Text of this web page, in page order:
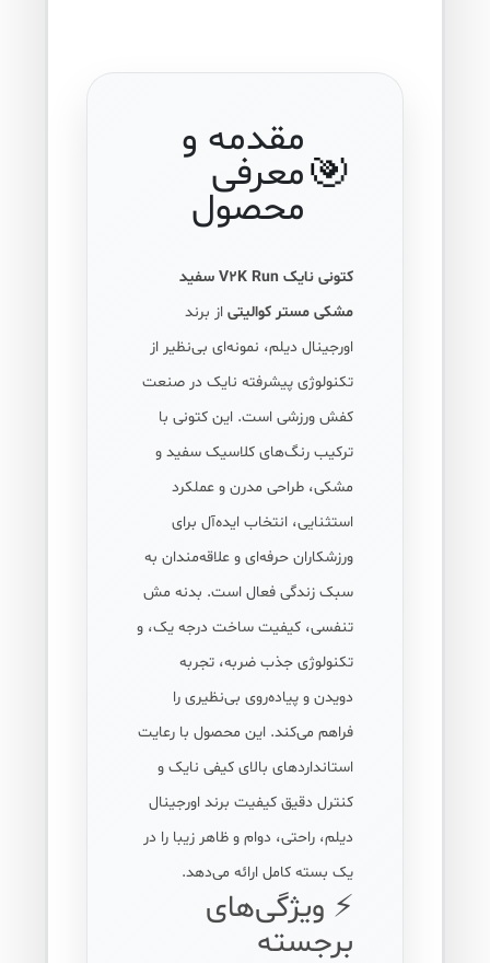
🎯
مقدمه و
معرفی
محصول
کتونی نایک V2K Run سفید
مشکی مستر کوالیتی از برند
اورجینال دیلم، نمونه‌ای بی‌نظیر از
تکنولوژی پیشرفته نایک در صنعت
کفش ورزشی است. این کتونی با
ترکیب رنگ‌های کلاسیک سفید و
مشکی، طراحی مدرن و عملکرد
استثنایی، انتخاب ایده‌آل برای
ورزشکاران حرفه‌ای و علاقه‌مندان به
سبک زندگی فعال است. بدنه مش
تنفسی، کیفیت ساخت درجه یک، و
تکنولوژی جذب ضربه، تجربه
دویدن و پیاده‌روی بی‌نظیری را
فراهم می‌کند. این محصول با رعایت
استانداردهای بالای کیفی نایک و
کنترل دقیق کیفیت برند اورجینال
دیلم، راحتی، دوام و ظاهر زیبا را در
یک بسته کامل ارائه می‌دهد.
⚡ ویژگی‌های
برجسته